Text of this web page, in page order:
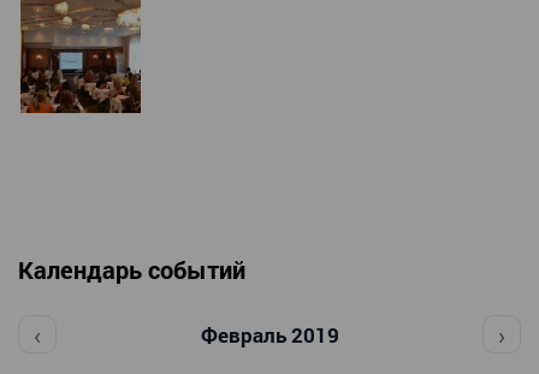
Календарь событий
‹ Февраль 2019 ›